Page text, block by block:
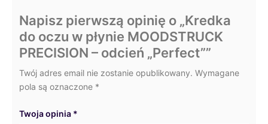
Napisz pierwszą opinię o „Kredka
do oczu w płynie MOODSTRUCK
PRECISION – odcień „Perfect””
Twój adres email nie zostanie opublikowany. Wymagane
pola są oznaczone *
Twoja opinia *